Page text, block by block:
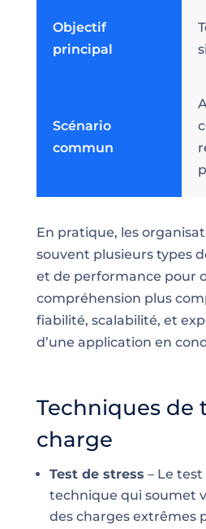
Objectif
principal
Scénario
commun
En pratique, les
souvent plusieurs types
et de performance pour
compréhension plus
fiabilité, scalabilité, et
d’une application en
Techniques de
charge
Test de stress – Le
technique qui soumet
des charges extrêmes